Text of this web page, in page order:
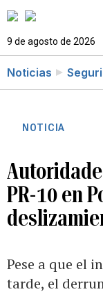
9 de agosto de 2026
Noticias
NOTICIA
PR-10 en
Pese a que el
tarde, el